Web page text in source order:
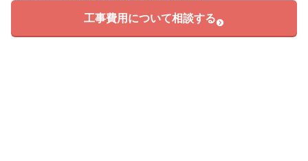
工事費用について相談する